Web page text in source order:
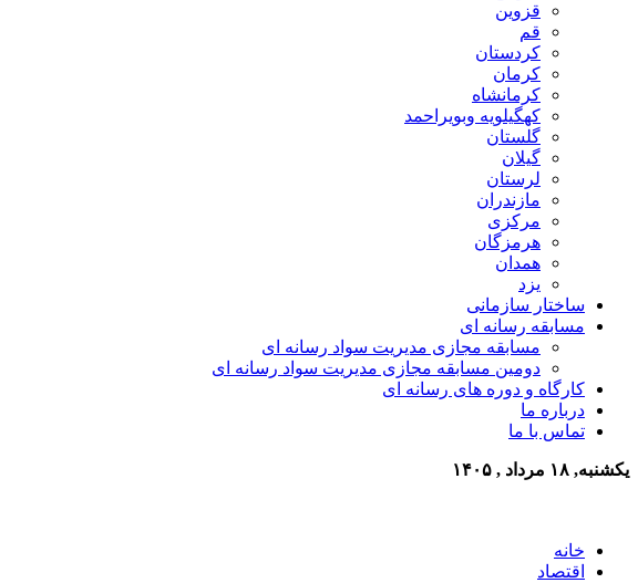
قزوین
قم
کردستان
کرمان
کرمانشاه
کهگیلویه وبویراحمد
گلستان
گیلان
لرستان
مازندران
مرکزی
هرمزگان
همدان
یزد
ساختار سازمانی
مسابقه رسانه ای
مسابقه مجازی مدیریت سواد رسانه ای
دومین مسابقه مجازی مدیریت سواد رسانه ای
کارگاه و دوره های رسانه ای
درباره ما
تماس با ما
یکشنبه, ۱۸ مرداد , ۱۴۰۵
خانه
اقتصاد